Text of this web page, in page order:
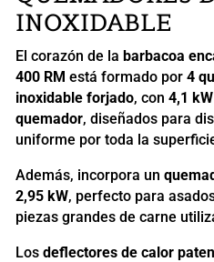
INOXIDABLE
El corazón de la barbacoa
400 RM está formado por 4
inoxidable forjado, con 4,1
quemador, diseñados para
uniforme por toda la
Además, incorpora un
2,95 kW, perfecto para
piezas grandes de carne
Los deflectores de calor